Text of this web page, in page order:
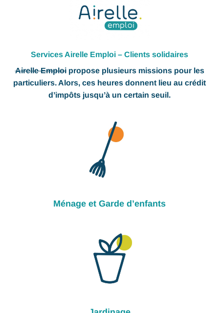
Services Airelle Emploi – Clients solidaires
Airelle Emploipropose plusieurs missions pour les
particuliers. Alors, ces heures donnent lieu au crédit
d’impôts jusqu’à un certain seuil.
Ménage et Garde d’enfants